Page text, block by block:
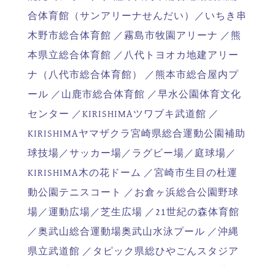
合体育館（サンアリーナせんだい）／いちき串
木野市総合体育館 ／霧島市牧園アリーナ ／熊
本県立総合体育館 ／八代トヨオカ地建アリー
ナ（八代市総合体育館） ／熊本市総合屋内プ
ール ／山鹿市総合体育館 ／早水公園体育文化
センター ／KIRISHIMAツワブキ武道館 ／
KIRISHIMAヤマザクラ宮崎県総合運動公園補助
球技場／サッカー場／ラグビー場／庭球場／
KIRISHIMA木の花ドーム ／宮崎市生目の杜運
動公園テニスコート ／お倉ヶ浜総合公園野球
場／運動広場／芝生広場 ／21世紀の森体育館
／奥武山総合運動場奥武山水泳プール ／沖縄
県立武道館 ／タピック県総ひやごんスタジア